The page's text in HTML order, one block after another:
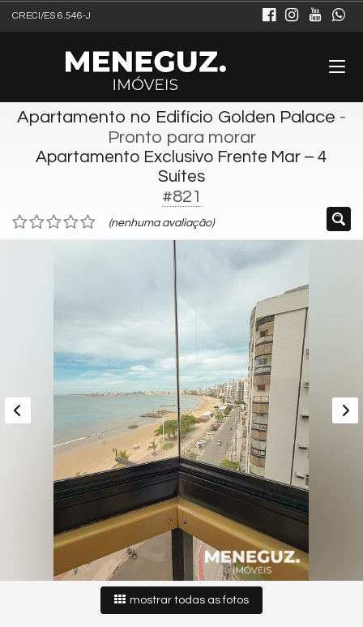
CRECI/ES 6.546-J
Apartamento no Edifício Golden Palace -
Pronto para morar
Apartamento Exclusivo Frente Mar – 4
Suítes
#821
(nenhuma avaliação)
mostrar todas as fotos